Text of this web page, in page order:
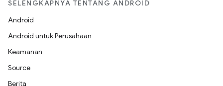
SELENGKAPNYA TENTANG ANDROID
Android
Android untuk Perusahaan
Keamanan
Source
Berita